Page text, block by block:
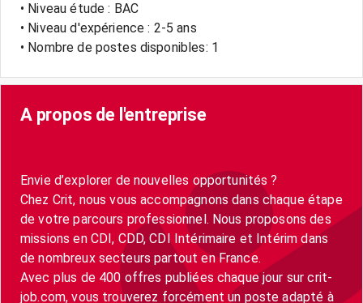
• Niveau étude : BAC
• Niveau d'expérience : 2-5 ans
• Nombre de postes disponibles: 1
A propos de l'entreprise
Envie d’explorer de nouvelles opportunités ?
Chez Crit, nous vous accompagnons dans chaque étape
de votre parcours professionnel. Nous proposons des
missions en CDI, CDD, CDI Intérimaire et Intérim dans
de nombreux secteurs partout en France.
Avec plus de 400 offres publiées chaque jour sur crit-
job.com, vous trouverez forcément un poste adapté à